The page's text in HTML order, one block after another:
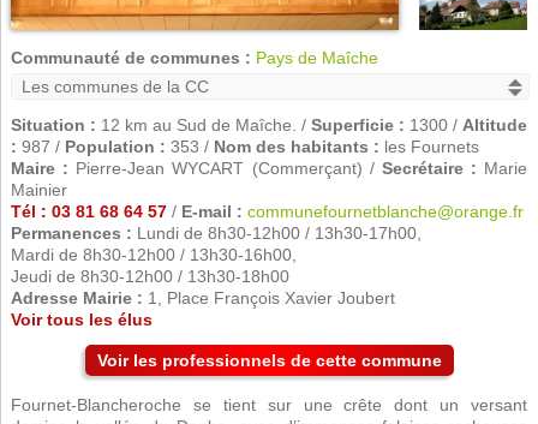
Communauté de communes : Pays de Maîche
Situation : 12 km au Sud de Maîche. /Superficie : 1300 / Altitude
: 987 / Population : 353 / Nom des habitants : les Fournets
Maire : Pierre-Jean WYCART (Commerçant) / Secrétaire : Marie
Mainier
Tél : 03 81 68 64 57/ E-mail : communefournetblanche@orange.fr
Permanences : Lundi de 8h30-12h00 / 13h30-17h00,
Mardi de 8h30-12h00 / 13h30-16h00,
Jeudi de 8h30-12h00 / 13h30-18h00
Adresse Mairie : 1, Place François Xavier Joubert
Voir tous les élus
Voir les professionnels de cette commune
Fournet-Blancheroche se tient sur une crête dont un versant